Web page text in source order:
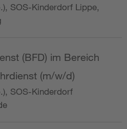
SOS-Kinderdorf Lippe,
(BFD) im Bereich
(m/w/d)
SOS-Kinderdorf